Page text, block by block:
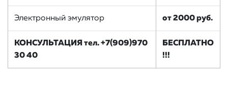
Электронный эмулятор от 2000 руб.
КОНСУЛЬТАЦИЯ тел. +7(909)970
30 40
БЕСПЛАТНО
!!!